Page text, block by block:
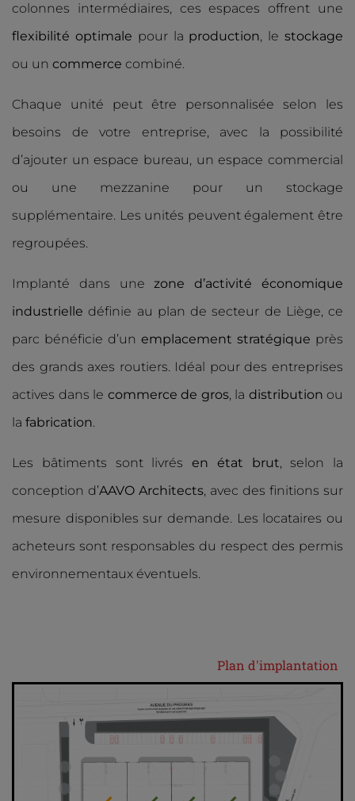
colonnes intermédiaires, ces espaces offrent une
flexibilité optimale pour la production, lestockage
ou un commerce combiné.
Chaque unité peut être personnalisée selon les
besoins de votre entreprise, avec la possibilité
d’ajouter un espace bureau, un espace commercial
ou une mezzanine pour un stockage
supplémentaire. Les unités peuvent également être
regroupées.
Implanté dans unezone d’activité économique
industrielle définie au plan de secteur de Liège, ce
parc bénéficie d’un emplacement stratégique près
des grands axes routiers. Idéal pour des entreprises
actives dans le commerce de gros, la distribution ou
la fabrication.
Les bâtiments sont livrés en état brut, selon la
conception d’AAVO Architects, avec des finitions sur
mesure disponibles sur demande. Les locataires ou
acheteurs sont responsables du respect des permis
environnementaux éventuels.
Plan d'implantation